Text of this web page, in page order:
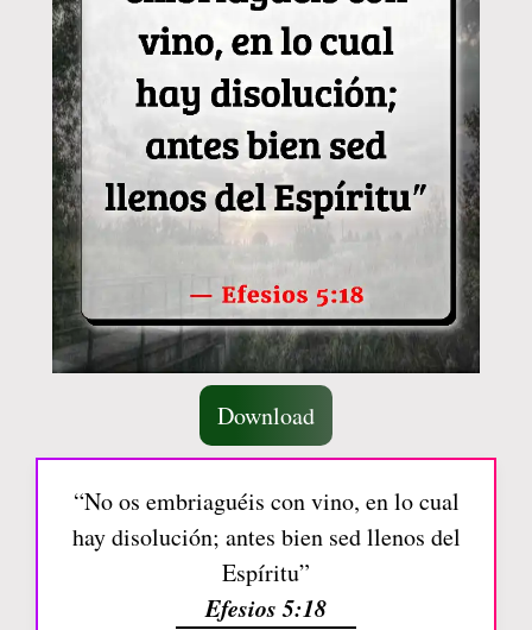
Download
“No os embriaguéis con vino, en lo cual
hay disolución; antes bien sed llenos del
Espíritu”
Efesios 5:18